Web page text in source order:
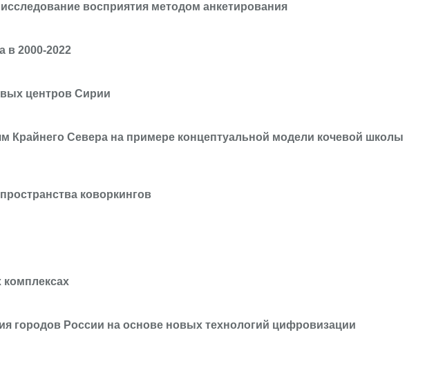
восприятия методом анкетирования
в 2000-2022
центров Сирии
Крайнего Севера на примере концептуальной модели кочевой школы
коворкингов
городов России на основе новых технологий цифровизации